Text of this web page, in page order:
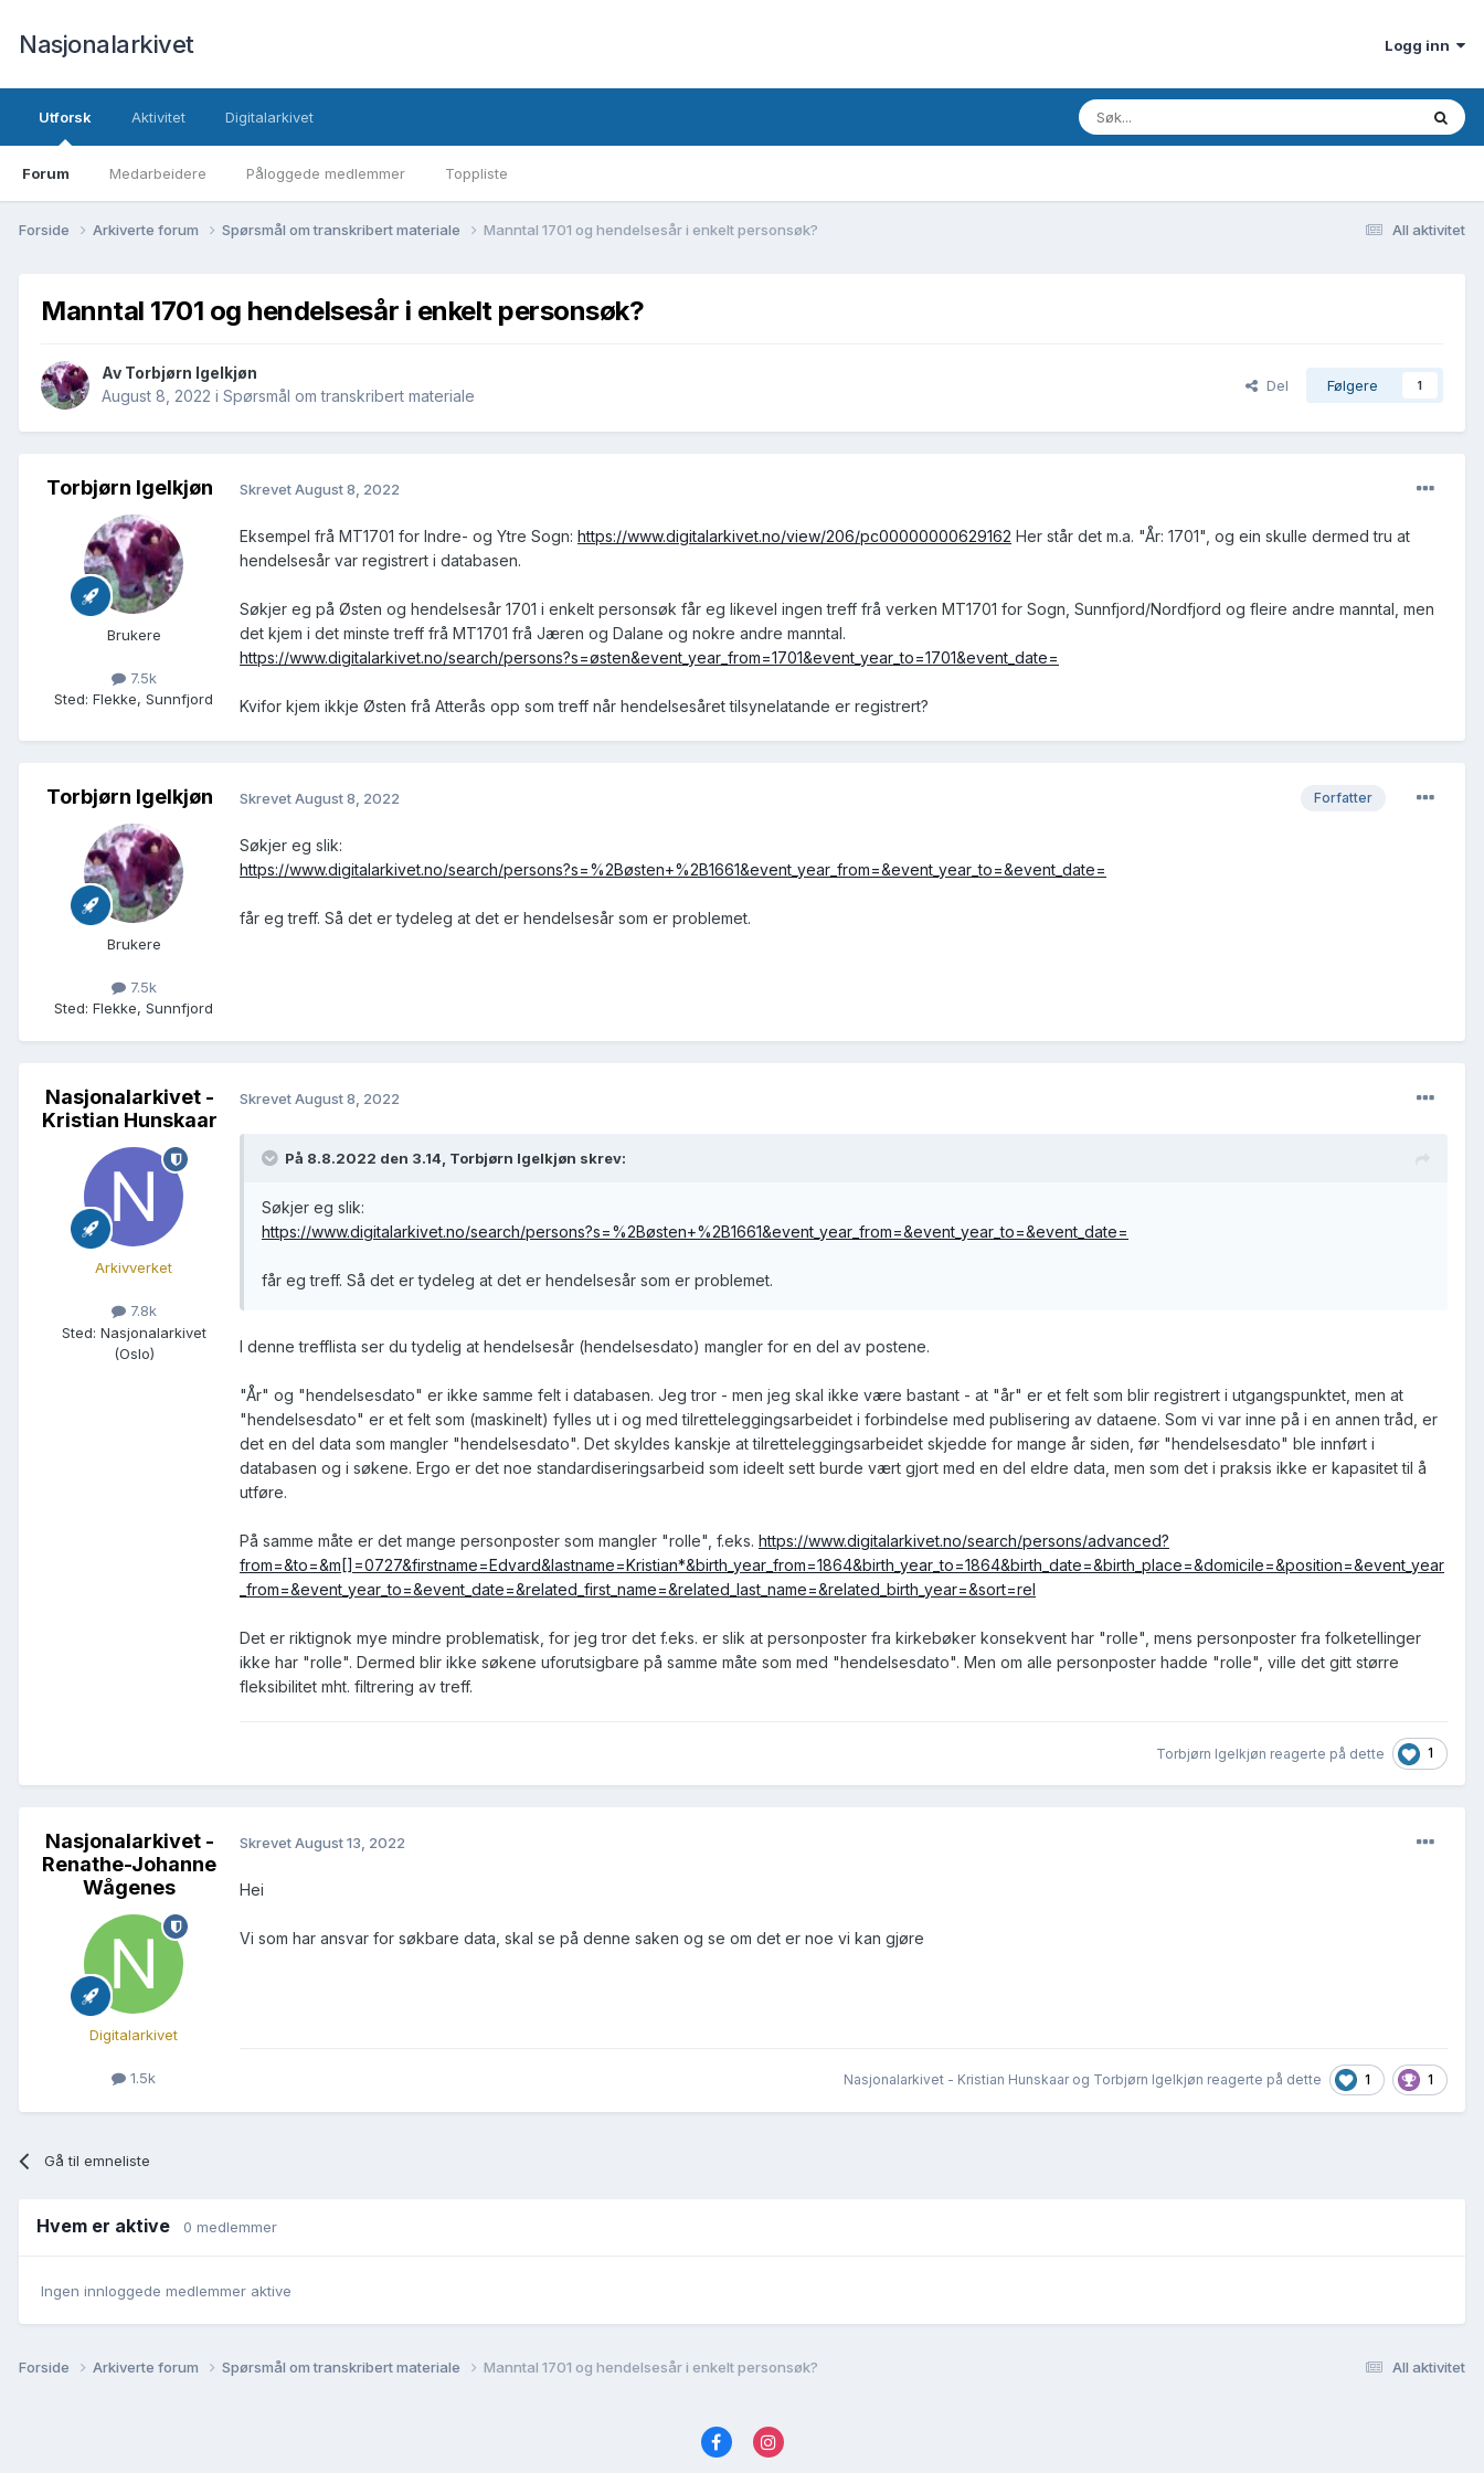
Nasjonalarkivet Logg inn
Utforsk
Forum Medarbeidere Påloggede medlemmer Toppliste
Aktivitet Digitalarkivet
All aktivitet
Forside Arkiverte forum Spørsmål om transkribert materiale Manntal 1701 og hendelsesår i enkelt personsøk?
Manntal 1701 og hendelsesår i enkelt personsøk?
Av Torbjørn Igelkjøn
August 8, 2022 i Spørsmål om transkribert materiale
Del Følgere 1
Torbjørn Igelkjøn
Brukere
7.5k
Sted: Flekke, Sunnfjord
SkrevetAugust 8, 2022
Eksempel frå MT1701 for Indre- og Ytre Sogn: https://www.digitalarkivet.no/view/206/pc00000000629162 Her står det m.a. "År: 1701", og ein skulle dermed tru at
hendelsesår var registrert i databasen.
Søkjer eg på Østen og hendelsesår 1701 i enkelt personsøk får eg likevel ingen treff frå verken MT1701 for Sogn, Sunnfjord/Nordfjord og fleire andre manntal, men
det kjem i det minste treff frå MT1701 frå Jæren og Dalane og nokre andre manntal.
https://www.digitalarkivet.no/search/persons?s=østen&event_year_from=1701&event_year_to=1701&event_date=
Kvifor kjem ikkje Østen frå Atterås opp som treff når hendelsesåret tilsynelatande er registrert?
Torbjørn Igelkjøn
Brukere
7.5k
Sted: Flekke, Sunnfjord
Forfatter
SkrevetAugust 8, 2022
Søkjer eg slik:
https://www.digitalarkivet.no/search/persons?s=%2Bøsten+%2B1661&event_year_from=&event_year_to=&event_date=
får eg treff. Så det er tydeleg at det er hendelsesår som er problemet.
Nasjonalarkivet -
Kristian Hunskaar
Arkivverket
7.8k
Sted: Nasjonalarkivet
(Oslo)
SkrevetAugust 8, 2022
På 8.8.2022 den 3.14, Torbjørn Igelkjøn skrev:
Søkjer eg slik:
https://www.digitalarkivet.no/search/persons?s=%2Bøsten+%2B1661&event_year_from=&event_year_to=&event_date=
får eg treff. Så det er tydeleg at det er hendelsesår som er problemet.
I denne trefflista ser du tydelig at hendelsesår (hendelsesdato) mangler for en del av postene.
"År" og "hendelsesdato" er ikke samme felt i databasen. Jeg tror - men jeg skal ikke være bastant - at "år" er et felt som blir registrert i utgangspunktet, men at
"hendelsesdato" er et felt som (maskinelt) fylles ut i og med tilretteleggingsarbeidet i forbindelse med publisering av dataene. Som vi var inne på i en annen tråd, er
det en del data som mangler "hendelsesdato". Det skyldes kanskje at tilretteleggingsarbeidet skjedde for mange år siden, før "hendelsesdato" ble innført i
databasen og i søkene. Ergo er det noe standardiseringsarbeid som ideelt sett burde vært gjort med en del eldre data, men som det i praksis ikke er kapasitet til å
utføre.
På samme måte er det mange personposter som mangler "rolle", f.eks. https://www.digitalarkivet.no/search/persons/advanced?
from=&to=&m[]=0727&firstname=Edvard&lastname=Kristian*&birth_year_from=1864&birth_year_to=1864&birth_date=&birth_place=&domicile=&position=&event_year
_from=&event_year_to=&event_date=&related_first_name=&related_last_name=&related_birth_year=&sort=rel
Det er riktignok mye mindre problematisk, for jeg tror det f.eks. er slik at personposter fra kirkebøker konsekvent har "rolle", mens personposter fra folketellinger
ikke har "rolle". Dermed blir ikke søkene uforutsigbare på samme måte som med "hendelsesdato". Men om alle personposter hadde "rolle", ville det gitt større
fleksibilitet mht. filtrering av treff.
Torbjørn Igelkjøn reagerte på dette 1
Nasjonalarkivet -
Renathe-Johanne
Wågenes
Digitalarkivet
1.5k
SkrevetAugust 13, 2022
Hei
Vi som har ansvar for søkbare data, skal se på denne saken og se om det er noe vi kan gjøre
Nasjonalarkivet - Kristian Hunskaar og Torbjørn Igelkjøn reagerte på dette 1 1
Gå til emneliste
Hvem er aktive 0 medlemmer
Ingen innloggede medlemmer aktive
All aktivitet
Forside Arkiverte forum Spørsmål om transkribert materiale Manntal 1701 og hendelsesår i enkelt personsøk?